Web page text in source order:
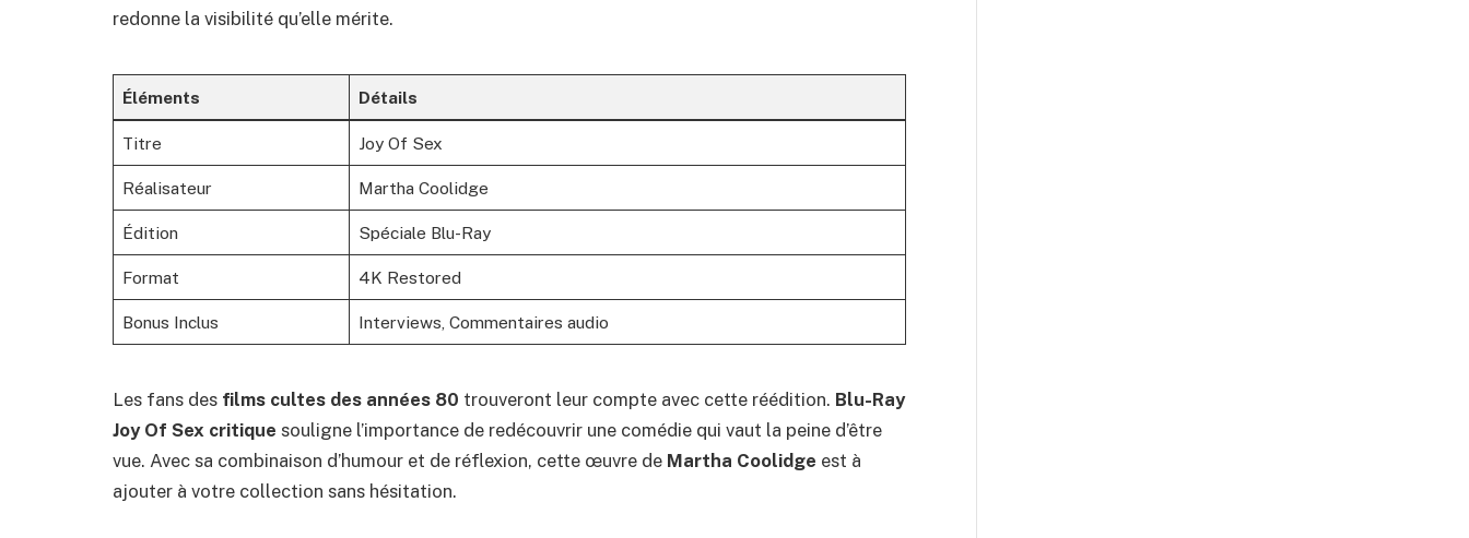
redonne la visibilité qu’elle mérite.
Éléments Détails
Titre Joy Of Sex
Réalisateur Martha Coolidge
Édition Spéciale Blu-Ray
Format 4K Restored
Bonus Inclus Interviews, Commentaires audio
Les fans des films cultes des années 80 trouveront leur compte avec cette réédition. Blu-Ray
Joy Of Sex critique souligne l’importance de redécouvrir une comédie qui vaut la peine d’être
vue. Avec sa combinaison d’humour et de réflexion, cette œuvre de Martha Coolidge est à
ajouter à votre collection sans hésitation.